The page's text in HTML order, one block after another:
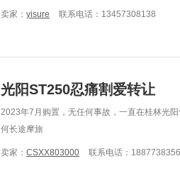
卖家： yisure 联系电话：13457308138
光阳ST250忍痛割爱转让
2023年7月购置，无任何事故，一直在桂林光
何长途摩旅
卖家： CSXX803000 联系电话：